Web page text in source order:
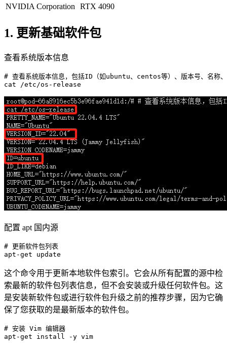
NVIDIA Corporation
RTX 4090
1. 更新基础软件包
查看系统版本信息
# 查看系统版本信息，包括ID（如ubuntu、centos等）、版本号、名称
cat
配置 apt 国内源
# 更新软件包列表
apt-get
这个命令用于更新本地软件包索引。它会从所有配置的源中检
索最新的软件包列表信息，但不会安装或升级任何软件包。这
是安装新软件包或进行软件包升级之前的推荐步骤，因为它确
保了您获取的是最新版本的软件包。
# 安装 Vim 编辑器
apt-get